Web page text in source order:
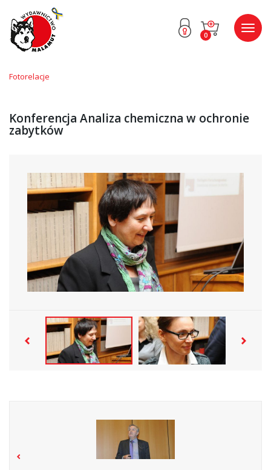
Przejdź
do menu
głównego
Przejdź
do
menu
stopce
0
menu
Fotorelacje
Konferencja Analiza chemiczna w ochronie
zabytków